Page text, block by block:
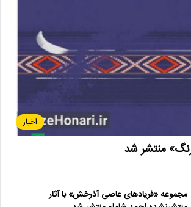
اخبار
منتشر شد
مجموعه «فریادهای عاصی آذرخش» با آثار